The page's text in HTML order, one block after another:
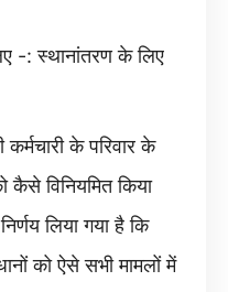
-: स्थानांतरण के लिए
के परिवार के
कैसे विनियमित किया
लिया गया है कि
को ऐसे सभी मामलों में